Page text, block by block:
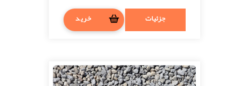
جزئیات خرید